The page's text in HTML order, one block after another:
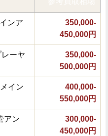
ンア
350,000-
450,000円
ーヤ
350,000-
500,000円
イン
400,000-
550,000円
アン
300,000-
450,000円